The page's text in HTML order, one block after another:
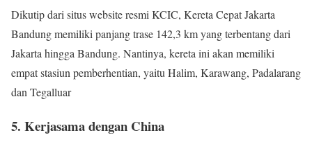
Dikutip dari situs website resmi KCIC, Kereta Cepat Jakarta
Bandung memiliki panjang trase 142,3 km yang terbentang dari
Jakarta hingga Bandung. Nantinya, kereta ini akan memiliki
empat stasiun pemberhentian, yaitu Halim, Karawang, Padalarang
dan Tegalluar
5. Kerjasama dengan China